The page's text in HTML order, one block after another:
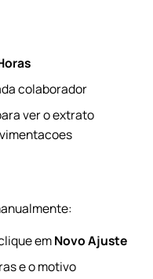
colaborador
ver o extrato
emNovo Ajuste
e o motivo